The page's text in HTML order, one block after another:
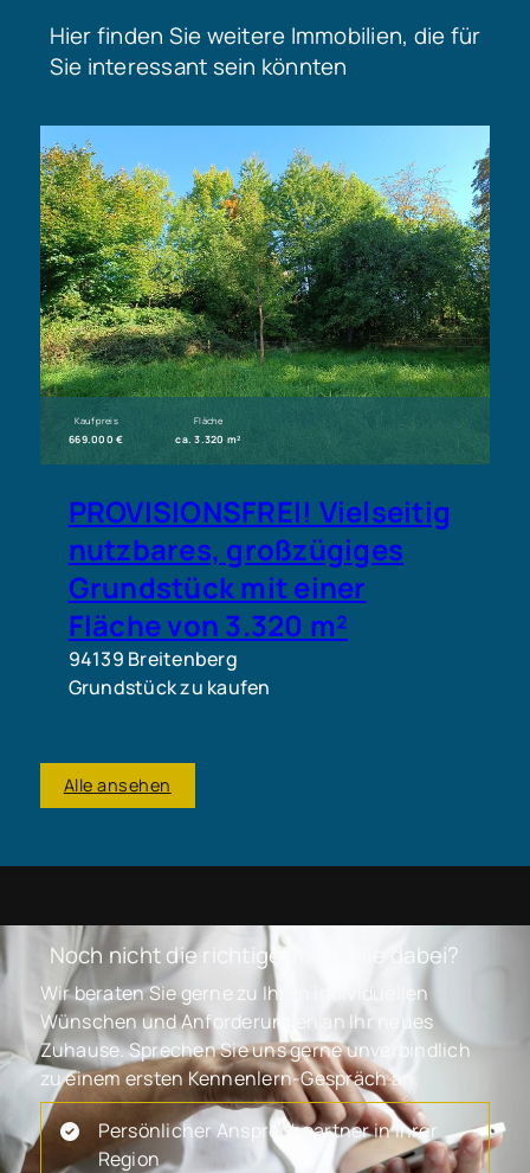
Hier finden Sie weitere Immobilien, die für
Sie interessant sein könnten
Kaufpreis
669.000 €
Fläche
ca. 3.320 m²
PROVISIONSFREI! Vielseitig
nutzbares, großzügiges
Grundstück mit einer
Fläche von 3.320 m²
94139 Breitenberg
Grundstück zu kaufen
Alle ansehen
Noch nicht die richtige Immobilie dabei?
Wir beraten Sie gerne zu Ihren individuellen
Wünschen und Anforderungen an Ihr neues
Zuhause. Sprechen Sie uns gerne unverbindlich
zu einem ersten Kennenlern-Gespräch an.
Persönlicher Ansprechpartner in Ihrer
Region